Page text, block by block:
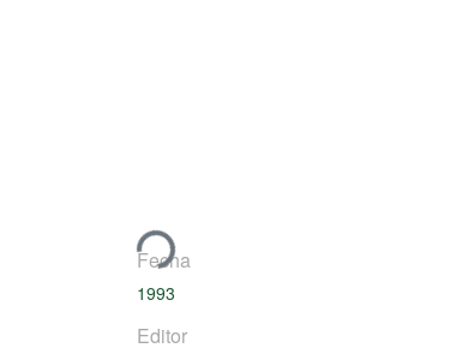
Cargando...
Fecha
1993
Editor